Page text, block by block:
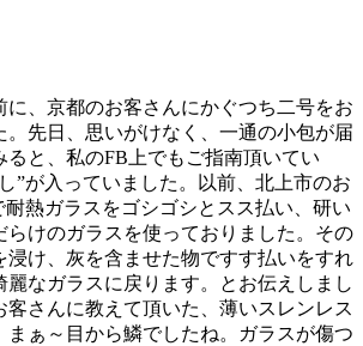
に、京都のお客さんにかぐつち二号をお
。先日、思いがけなく、一通の小包が届
ると、私のFB上でもご指南頂いてい
”が入っていました。以前、北上市のお
耐熱ガラスをゴシゴシとスス払い、研い
らけのガラスを使っておりました。その
浸け、灰を含ませた物ですす払いをすれ
麗なガラスに戻ります。とお伝えしまし
客さんに教えて頂いた、薄いスレンレス
まぁ～目から鱗でしたね。ガラスが傷つ